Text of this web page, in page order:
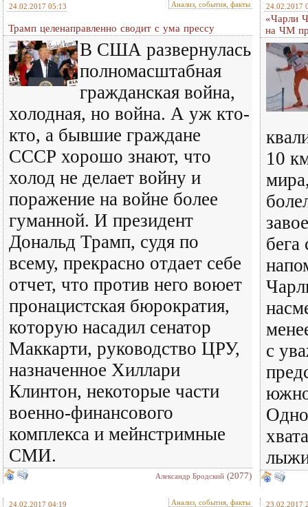
24.02.2017 05:13 Анализ, события, факты
Трамп целенаправленно сводит с ума прессу
В США развернулась
полномасштабная
гражданская война,
холодная, но война. А уж кто-
кто, а бывшие граждане
СССР хорошо знают, что
холод не делает войну и
поражение на войне более
гуманной. И президент
Дональд Трамп, судя по
всему, прекрасно отдает себе
отчет, что против него воюет
пронацистская бюрократия,
которую насадил сенатор
Маккарти, руководство ЦРУ,
назначенное Хиллари
Клинтон, некоторые части
военно-финансового
комплекса и мейнстримные
СМИ.
Александр Бродский (2077)
24.02.2017
«Чарли
на ЧМ
10
бега
с
24.02.2017 04:19 Анализ, события, факты 23.02.2017